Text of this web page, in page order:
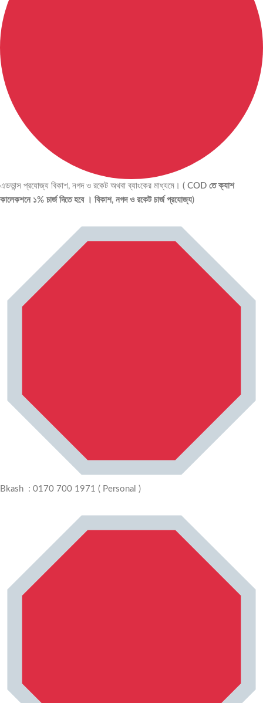
এডভান্স প্রযোজ্য বিকাশ, নগদ ও রকেট অথবা ব্যাংকের মাধ্যমে। ( COD তে ক্যাশ
কালেকশনে ১% চার্জ দিতে হবে । বিকাশ, নগদ ও রকেট চার্জ প্রযোজ্য)
Bkash : 0170 700 1971 ( Personal )